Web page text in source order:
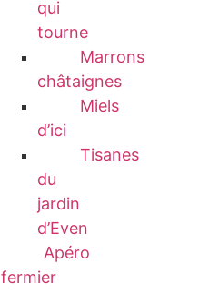
qui
tourne
Marrons
châtaignes
Miels
d’ici
Tisanes
du
jardin
d’Even
Apéro
fermier